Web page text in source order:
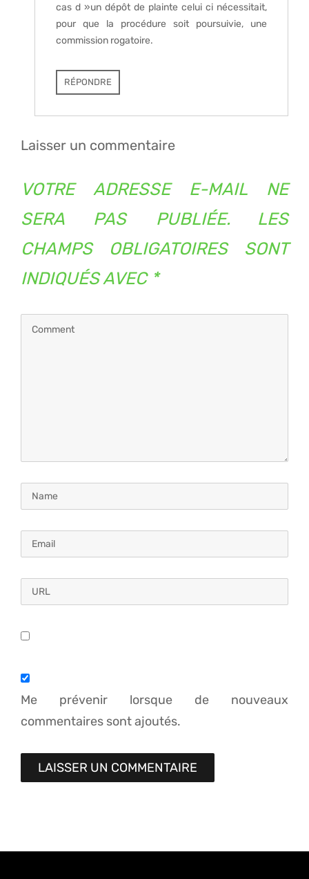
cas d »un dépôt de plainte celui ci nécessitait,
pour que la procédure soit poursuivie, une
commission rogatoire.
RÉPONDRE
Laisser un commentaire
VOTRE ADRESSE E-MAIL NE
SERA PAS PUBLIÉE.
LES
CHAMPS OBLIGATOIRES SONT
INDIQUÉS AVEC *
Me prévenir lorsque de nouveaux
commentaires sont ajoutés.